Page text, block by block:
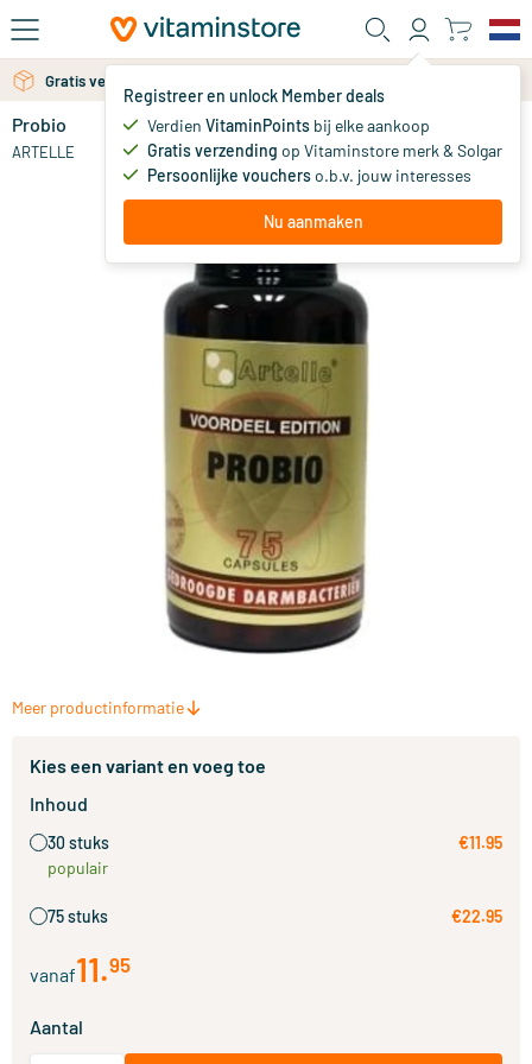
Ga naar de hoofdinhoud
Registreer en unlock Member deals
Verdien VitaminPoints bij elke aankoop
Gratis verzending op Vitaminstore merk & Solgar
Persoonlijke voucherso.b.v. jouw interesses
Nu aanmaken
Gratis verzending vanaf 25 euro
Gratis persoonlijk advies via chat of email
Probio
ARTELLE vanaf 11.
Meer productinformatie
Kies een variant en voeg toe
Inhoud
30 stuks
populair
€11.95
75 stuks €22.95
vanaf11.95
Aantal